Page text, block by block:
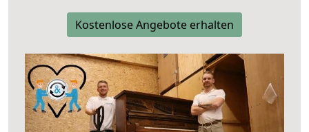
Kostenlose Angebote erhalten